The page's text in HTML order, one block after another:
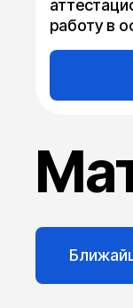
работу в
хоккея